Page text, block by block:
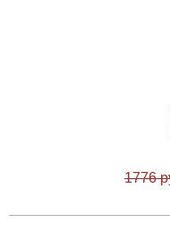
1776